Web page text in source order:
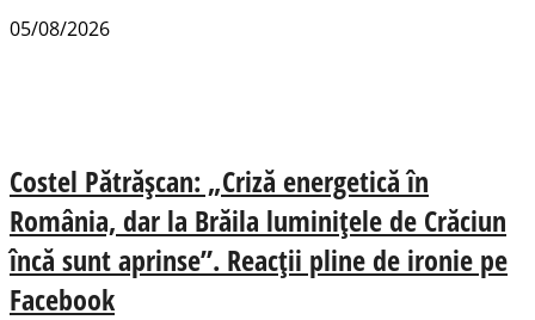
05/08/2026
Costel Pătrășcan: „Criză energetică în
România, dar la Brăila luminițele de Crăciun
încă sunt aprinse”. Reacții pline de ironie pe
Facebook